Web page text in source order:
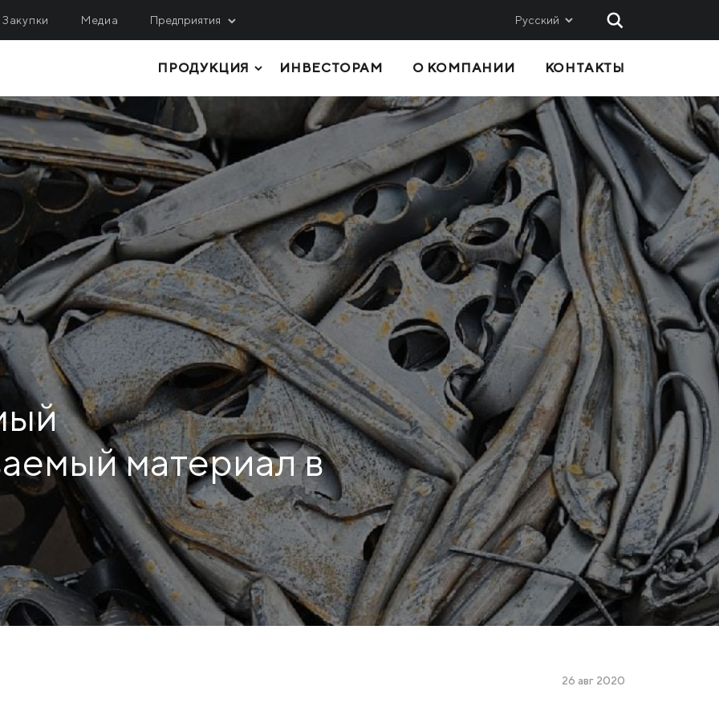
Закупки Медиа Предприятия
ГОК
ГОК
ГОК
Coal Company
ИНЖИНИРИНГ
КРМЗ
Метинвест Шиппинг
Metinvest Digital
Метинвест Бизнес Сервис
Метінвест Січсталь
Метинвест-СМЦ
Metinvest International SA
Metinvest Polska
Русский
ПРОДУКЦИЯ
ТОЛСТОЛИСТОВОЙ ПРОКАТ
ТРУБЫ И ПРОФИЛИ
РУЛОННЫЙ ПРОКАТ
ЛИСТОВОЙ ПРОКАТ
СОРТОВОЙ ПРОКАТ
СЫРЬЕ И ПОЛУФАБРИКАТЫ
КОКСОХИМИЧЕСКАЯ И ПРОЧАЯ
ПРОДУКЦИЯ
КЕЙСЫ
УСЛУГИ И РЕШЕНИЯ
БРОШЮРЫ И КАТАЛОГИ
ИНВЕСТОРАМ О КОМПАНИИ КОНТАКТЫ
материал в
26 авг 2020